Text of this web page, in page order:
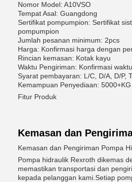
Nomor Model: A10VSO
Tempat Asal: Guangdong
Sertifikat pompumpion: Sertifikat
pompumpion
Jumlah pesanan minimum: 2pcs
Harga: Konfirmasi harga dengan
Rincian kemasan: Kotak kayu
Waktu Pengiriman: Konfirmasi
Syarat pembayaran: L/C, D/A, D/P,
Kemampuan Penyediaan: 5000+KG
Fitur Produk
Kemasan dan
Kemasan dan Pengiriman Pompa
Pompa hidraulik Rexroth dikemas
memastikan transportasi dan
kepada pelanggan kami.Setiap